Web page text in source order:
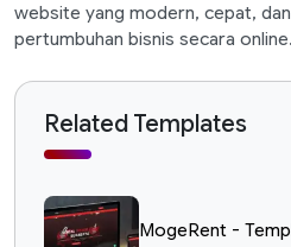
website yang modern, cepat,
pertumbuhan bisnis secara online.
Related Templates
MogeRent -